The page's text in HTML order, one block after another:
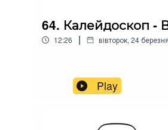
64. Калейдоскоп -
12:26 | вівторок, 24
Play